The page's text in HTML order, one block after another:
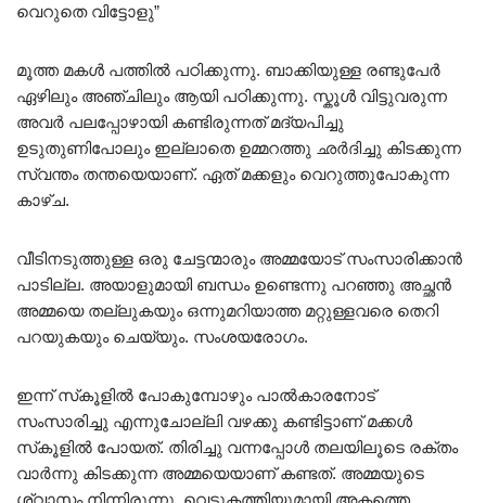
വെറുതെ വിട്ടോളു”
മൂത്ത മകൾ പത്തിൽ പഠിക്കുന്നു. ബാക്കിയുള്ള രണ്ടുപേർ
ഏഴിലും അഞ്ചിലും ആയി പഠിക്കുന്നു. സ്കൂൾ വിട്ടുവരുന്ന
അവർ പലപ്പോഴായി കണ്ടിരുന്നത് മദ്യപിച്ചു
ഉടുതുണിപോലും ഇല്ലാതെ ഉമ്മറത്തു ഛർദിച്ചു കിടക്കുന്ന
സ്വന്തം തന്തയെയാണ്. ഏത് മക്കളും വെറുത്തുപോകുന്ന
കാഴ്ച.
വീടിനടുത്തുള്ള ഒരു ചേട്ടന്മാരും അമ്മയോട് സംസാരിക്കാൻ
പാടില്ല. അയാളുമായി ബന്ധം ഉണ്ടെന്നു പറഞ്ഞു അച്ഛൻ
അമ്മയെ തല്ലുകയും ഒന്നുമറിയാത്ത മറ്റുള്ളവരെ തെറി
പറയുകയും ചെയ്യും. സംശയരോഗം.
ഇന്ന് സ്‌കൂളിൽ പോകുമ്പോഴും പാൽകാരനോട്
സംസാരിച്ചു എന്നുചോല്ലി വഴക്കു കണ്ടിട്ടാണ് മക്കൾ
സ്‌കൂളിൽ പോയത്. തിരിച്ചു വന്നപ്പോൾ തലയിലൂടെ രക്തം
വാർന്നു കിടക്കുന്ന അമ്മയെയാണ് കണ്ടത്. അമ്മയുടെ